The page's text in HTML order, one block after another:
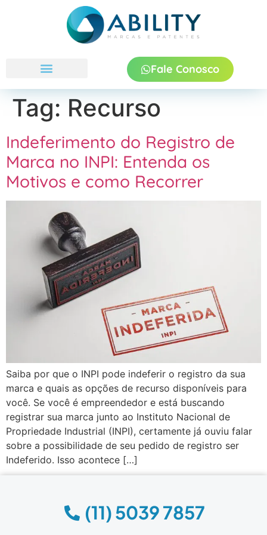
Fale Conosco
Tag: Recurso
Indeferimento do Registro de
Marca no INPI: Entenda os
Motivos e como Recorrer
Saiba por que o INPI pode indeferir o registro da sua
marca e quais as opções de recurso disponíveis para
você. Se você é empreendedor e está buscando
registrar sua marca junto ao Instituto Nacional de
Propriedade Industrial (INPI), certamente já ouviu falar
sobre a possibilidade de seu pedido de registro ser
Indeferido. Isso acontece […]
(11) 5039 7857